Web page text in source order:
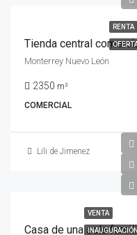
RENTA
Tienda central
Monterrey Nuevo León
2350 m²
COMERCIAL
Lili de Jimenez
VENTA
Casa de una sola